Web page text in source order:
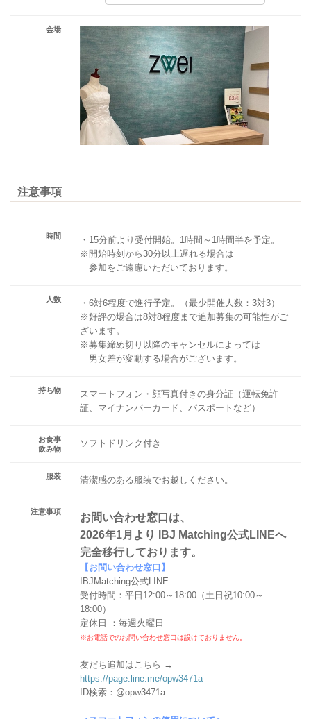
会場
注意事項
時間
・15分前より受付開始。1時間～1時間半を予定。
※開始時刻から30分以上遅れる場合は
参加をご遠慮いただいております。
人数
・6対6程度で進行予定。（最少開催人数：3対3）
※好評の場合は8対8程度まで追加募集の可能性がご
ざいます。
※募集締め切り以降のキャンセルによっては
男女差が変動する場合がございます。
持ち物
スマートフォン・顔写真付きの身分証（運転免許
証、マイナンバーカード、パスポートなど）
お食事
飲み物
ソフトドリンク付き
服装 清潔感のある服装でお越しください。
注意事項
お問い合わせ窓口は、
2026年1月より IBJ Matching公式LINEへ
完全移行しております。
【お問い合わせ窓口】
IBJMatching公式LINE
受付時間：平日12:00～18:00（土日祝10:00～
18:00）
定休日 ：毎週火曜日
※お電話でのお問い合わせ窓口は設けておりません。
友だち追加はこちら →
https://page.line.me/opw3471a
ID検索：@opw3471a